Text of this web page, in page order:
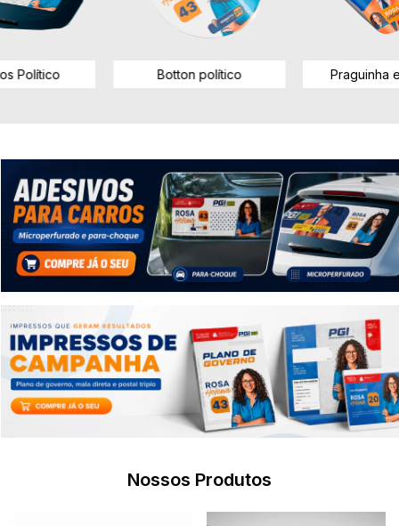
Político Botton político Praguinha
Nossos Produtos